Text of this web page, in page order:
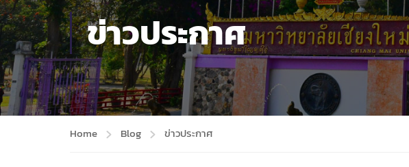
ข่าวประกาศ
Home Blog ข่าวประกาศ